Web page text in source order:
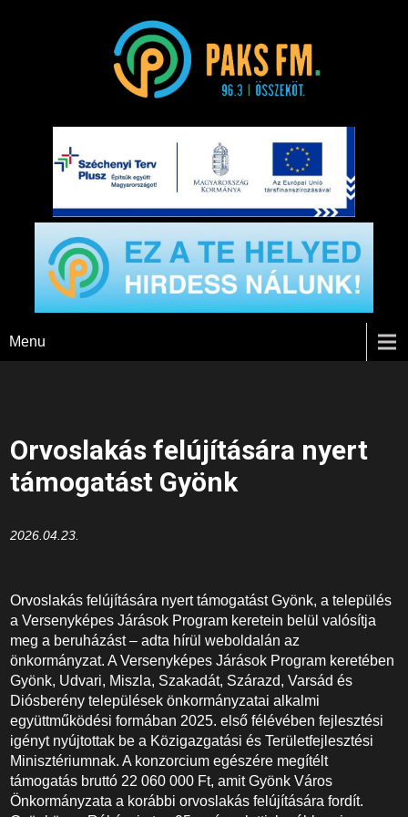
Paks FM
Menu
Orvoslakás felújítására nyert
támogatást Gyönk
2026.04.23.
Orvoslakás felújítására nyert támogatást Gyönk, a település
a Versenyképes Járások Program keretein belül valósítja
meg a beruházást – adta hírül weboldalán az
önkormányzat. A Versenyképes Járások Program keretében
Gyönk, Udvari, Miszla, Szakadát, Szárazd, Varsád és
Diósberény települések önkormányzatai alkalmi
együttműködési formában 2025. első félévében fejlesztési
igényt nyújtottak be a Közigazgatási és Területfejlesztési
Minisztériumnak. A konzorcium egészére megítélt
támogatás bruttó 22 060 000 Ft, amit Gyönk Város
Önkormányzata a korábbi orvoslakás felújítására fordít.